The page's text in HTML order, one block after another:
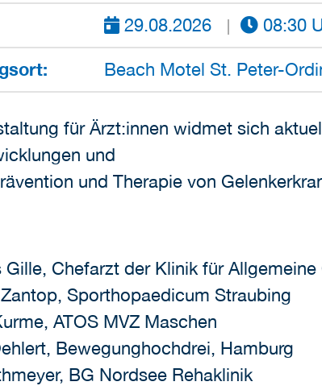
29.08.2026 08:30
Beach Motel St. Peter-
für Ärzt:innen widmet sich
und
und Therapie von
Gille, Chefarzt der Klinik für
Sporthopaedicum Straubing
ATOS MVZ Maschen
Bewegunghochdrei, Hamburg
BG Nordsee Rehaklinik